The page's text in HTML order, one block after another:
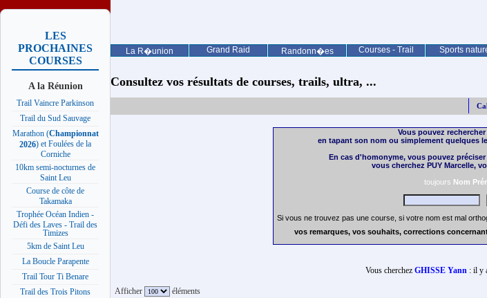
La R�union Grand Raid Randonn�es Courses - Trail Sports
LES
PROCHAINES
COURSES
A la Réunion
Trail Vaincre Parkinson
Trail du Sud Sauvage
Marathon (Championnat
2026) et Foulées de la
Corniche
10km semi-nocturnes de
Saint Leu
Course de côte de
Takamaka
Trophée Océan Indien -
Défi des Laves - Trail des
Timizes
5km de Saint Leu
La Boucle Parapente
Trail Tour Ti Benare
Trail des Trois Pitons
Consultez vos résultats de courses, trails, ultra, ...
Vous pouvez
en tapant son nom ou simplement quelques
En cas d'homonyme, vous pouvez
vous cherchez PUY Marcelle,
toujours Nom
Si vous ne trouvez pas une course, si votre nom est mal
vos remarques, vos souhaits, corrections
Vous cherchez GHISSE Yann : il y
Afficher éléments